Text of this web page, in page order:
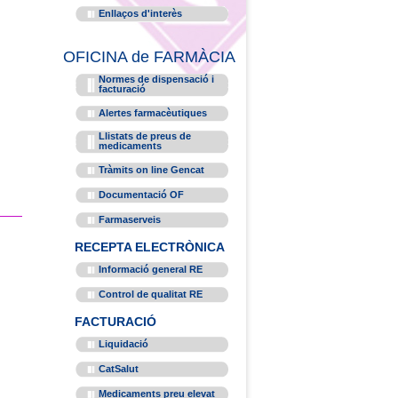
Enllaços d'interès
OFICINA de FARMÀCIA
Normes de dispensació i
facturació
Alertes farmacèutiques
Llistats de preus de
medicaments
Tràmits on line Gencat
Documentació OF
Farmaserveis
RECEPTA ELECTRÒNICA
Informació general RE
Control de qualitat RE
FACTURACIÓ
Liquidació
CatSalut
Medicaments preu elevat